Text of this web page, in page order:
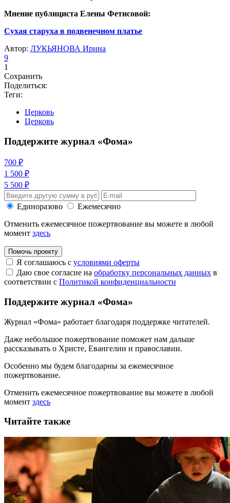
Мнение публициста Елены Фетисовой:
Сухая старуха в подвенечном платье
Автор: ЛУКЬЯНОВА Ирина
9
1
Сохранить
Поделиться:
Теги:
Церковь
Церковь
Поддержите журнал «Фома»
700 ₽
1 500 ₽
5 500 ₽
Единоразово
Ежемесячно
Отменить ежемесячное пожертвование вы можете в любой
момент здесь
Помочь проекту
Я соглашаюсь с условиями оферты
Даю свое согласие на обработку персональных данных в
соответствии с Политикой конфиденциальности
Поддержите журнал «Фома»
Журнал «Фома» работает благодаря поддержке читателей.
Даже небольшое пожертвование поможет нам дальше
рассказывать о Христе, Евангелии и православии.
Особенно мы будем благодарны за ежемесячное
пожертвование.
Отменить ежемесячное пожертвование вы можете в любой
момент здесь
Читайте также